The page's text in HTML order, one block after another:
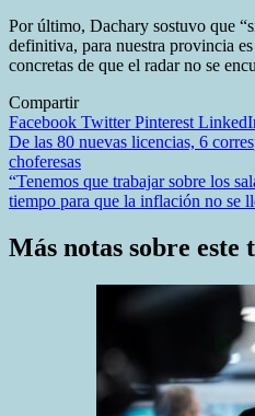
Por último, Dachary sostuvo que
definitiva, para nuestra provincia
concretas de que el radar no se
Compartir
Facebook TwitterPinterest
Navegación
de
entradas
De las 80 nuevas licencias, 6
choferesas
“Tenemos que trabajar sobre los
tiempo para que la inflación no se
Más notas sobre este